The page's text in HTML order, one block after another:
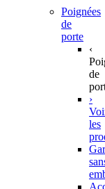
Poignées
de
porte
‹
de
›
les